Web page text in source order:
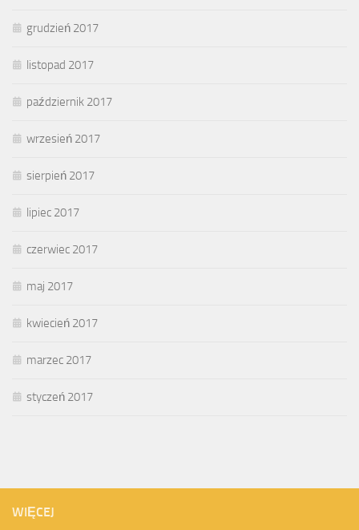
grudzień 2017
listopad 2017
październik 2017
wrzesień 2017
sierpień 2017
lipiec 2017
czerwiec 2017
maj 2017
kwiecień 2017
marzec 2017
styczeń 2017
WIĘCEJ